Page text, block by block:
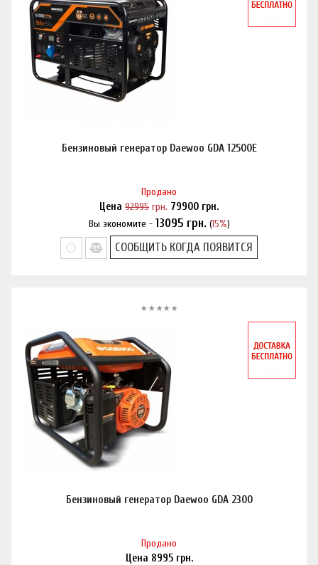
Бензиновый генератор Daewoo GDA 12500E
Продано
Цена 92995 грн. 79900 грн.
Вы экономите - 13095 грн. (15%)
Нашли дешевле?
СООБЩИТЬ КОГДА ПОЯВИТСЯ
Бензиновый генератор Daewoo GDA 2300
Продано
Цена 8995грн.